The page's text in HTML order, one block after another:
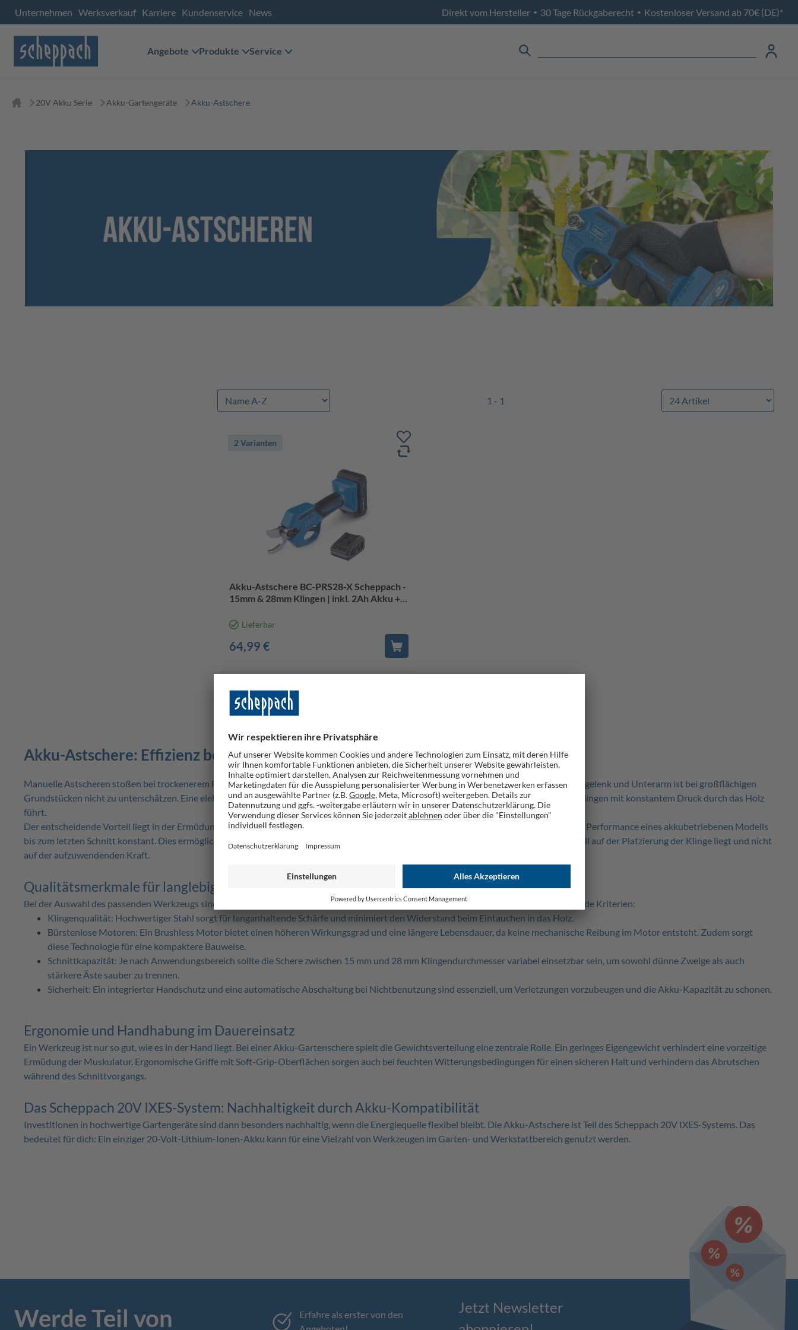
Unternehmen Werksverkauf Karriere Kundenservice News Direkt vom Hersteller • 30 Tage Rückgaberecht • Kostenloser Versand ab 70€ (DE)*
Angebote Produkte Service
20V Akku Serie Akku-Gartengeräte Akku-Astschere
1 - 1
2 Varianten
Akku-Astschere BC-PRS28-X Scheppach -
15mm & 28mm Klingen | inkl. 2Ah Akku +
Lieferbar
64,99 €
Akku-Astschere: Effizienz bei der Gehölzpflege
Manuelle Astscheren stoßen bei trockenerem Holz oder dickeren Aststärken schnell an ihre Grenzen. Die mechanische Belastung für Handgelenk und Unterarm ist bei großflächigen
Grundstücken nicht zu unterschätzen. Eine elektrische Astschere übernimmt die Kraftarbeit durch einen leistungsstarken Motor, der die Klingen mit konstantem Druck durch das Holz
führt.
Der entscheidende Vorteil liegt in der Ermüdungsfreiheit. Während bei manuellen Scheren die Schnittkraft mit der Zeit nachlässt, bleibt die Performance eines akkubetriebenen Modells
bis zum letzten Schnitt konstant. Dies ermöglicht eine deutlich höhere Arbeitsgeschwindigkeit und eine präzisere Führung, da der Fokus voll auf der Platzierung der Klinge liegt und nicht
auf der aufzuwendenden Kraft.
Qualitätsmerkmale für langlebige Astscheren
Bei der Auswahl des passenden Werkzeugs sind technische Details entscheidend für die Lebensdauer und das Schnittbild. Achte auf folgende Kriterien:
Klingenqualität: Hochwertiger Stahl sorgt für langanhaltende Schärfe und minimiert den Widerstand beim Eintauchen in das Holz.
Bürstenlose Motoren: Ein Brushless Motor bietet einen höheren Wirkungsgrad und eine längere Lebensdauer, da keine mechanische Reibung im Motor entsteht. Zudem sorgt
diese Technologie für eine kompaktere Bauweise.
Schnittkapazität: Je nach Anwendungsbereich sollte die Schere zwischen 15 mm und 28 mm Klingendurchmesser variabel einsetzbar sein, um sowohl dünne Zweige als auch
stärkere Äste sauber zu trennen.
Sicherheit: Ein integrierter Handschutz und eine automatische Abschaltung bei Nichtbenutzung sind essenziell, um Verletzungen vorzubeugen und die Akku-Kapazität zu schonen.
Ergonomie und Handhabung im Dauereinsatz
Ein Werkzeug ist nur so gut, wie es in der Hand liegt. Bei einer Akku-Gartenschere spielt die Gewichtsverteilung eine zentrale Rolle. Ein geringes Eigengewicht verhindert eine vorzeitige
Ermüdung der Muskulatur. Ergonomische Griffe mit Soft-Grip-Oberflächen sorgen auch bei feuchten Witterungsbedingungen für einen sicheren Halt und verhindern das Abrutschen
während des Schnittvorgangs.
Das Scheppach 20V IXES-System: Nachhaltigkeit durch Akku-Kompatibilität
Investitionen in hochwertige Gartengeräte sind dann besonders nachhaltig, wenn die Energiequelle flexibel bleibt. Die Akku-Astschere ist Teil des Scheppach 20V IXES-Systems. Das
bedeutet für dich: Ein einziger 20-Volt-Lithium-Ionen-Akku kann für eine Vielzahl von Werkzeugen im Garten- und Werkstattbereich genutzt werden.
Werde Teil von
Erfahre als erster von den
Jetzt Newsletter